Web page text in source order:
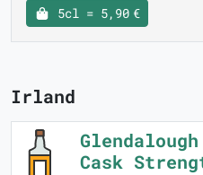
5cl = 5,90 €
Irland
Cask